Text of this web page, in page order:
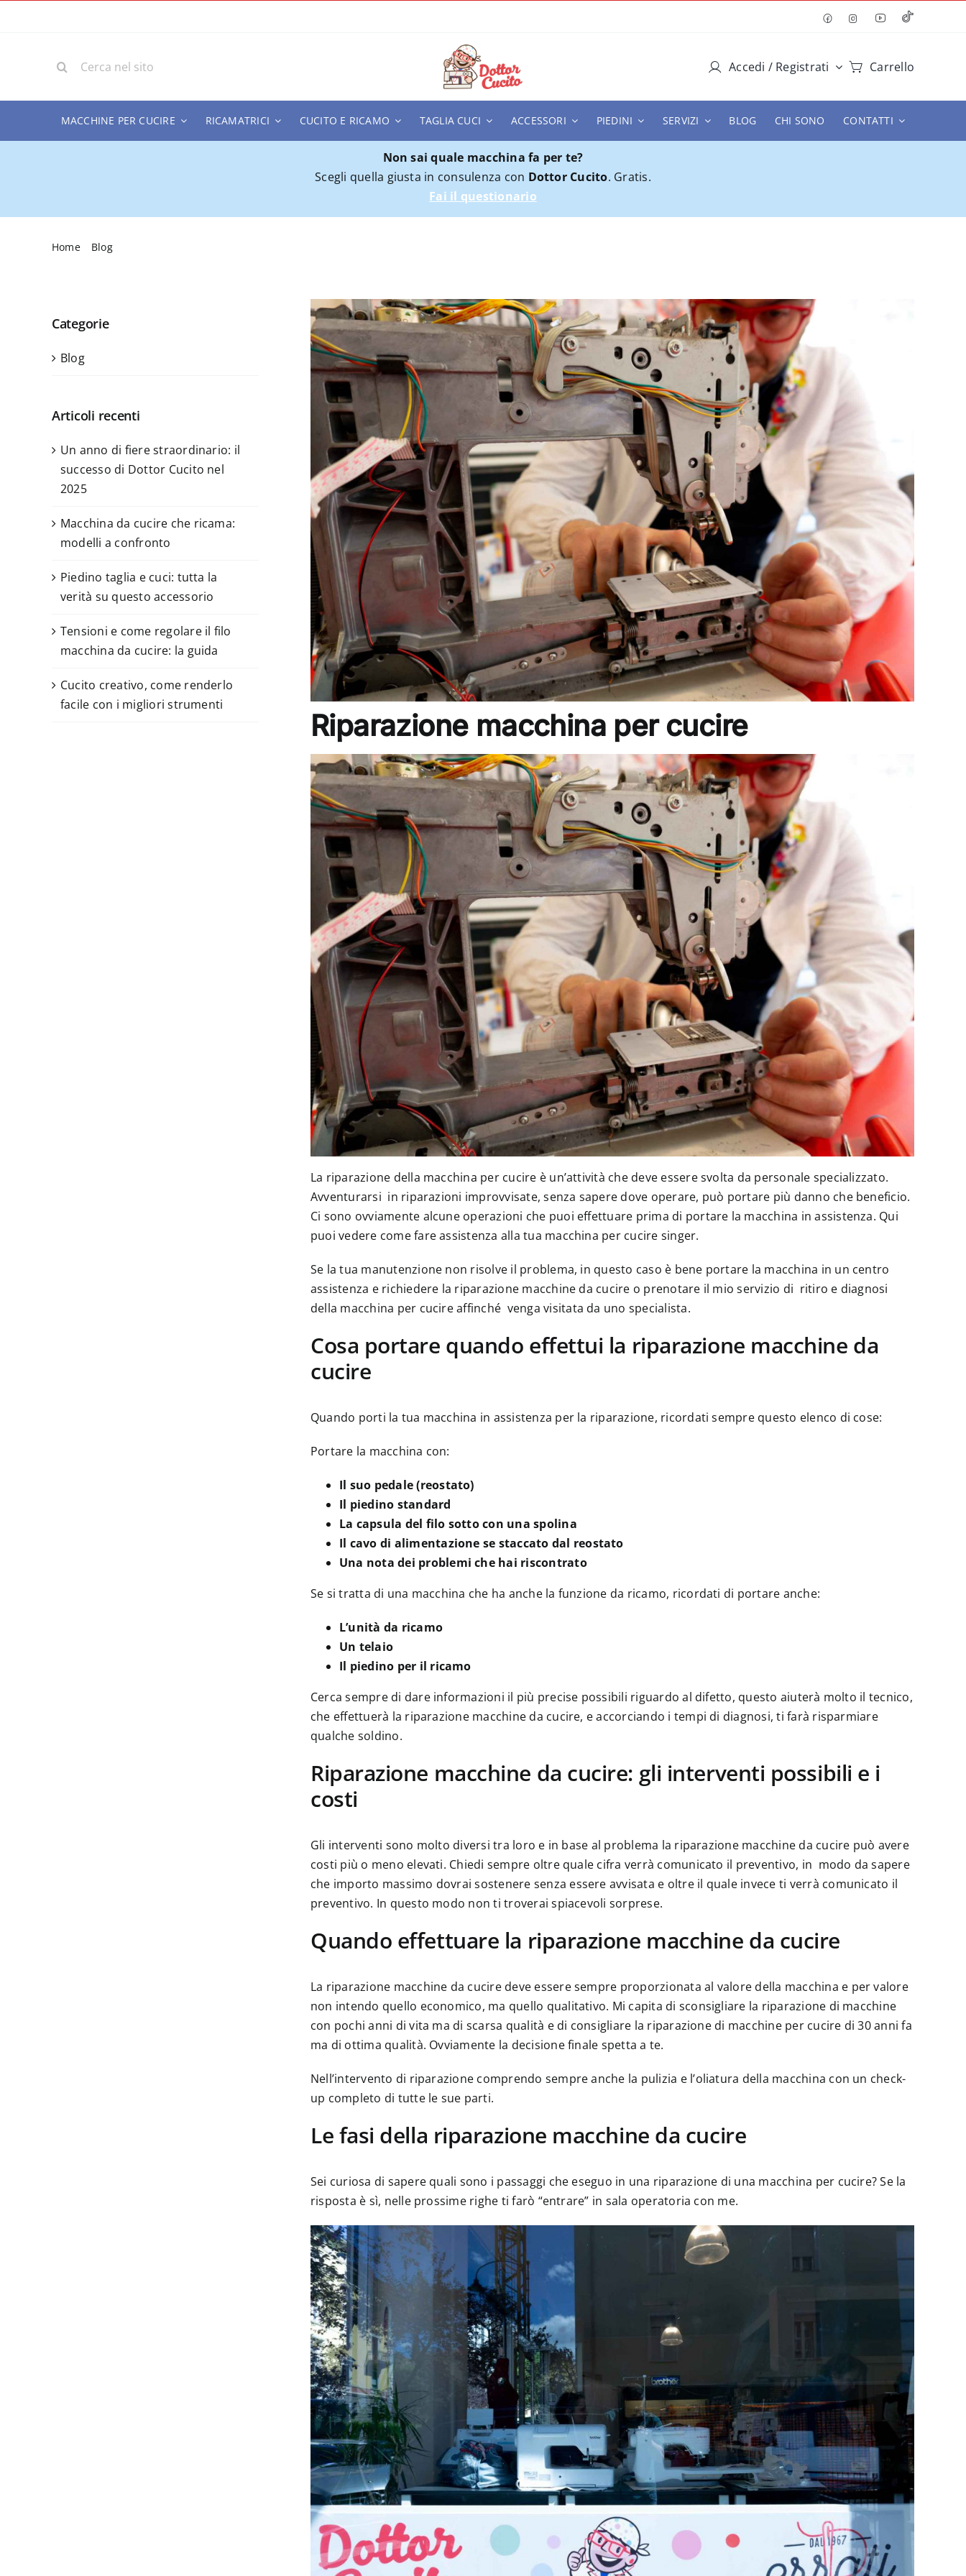
per:
Accedi / Registrati Carrello
MACCHINE PER CUCIRE RICAMATRICI CUCITO E RICAMO TAGLIA CUCI ACCESSORI PIEDINI SERVIZI BLOG CHI SONO CONTATTI
Non sai quale macchina fa per te?
Scegli quella giusta in consulenza con Dottor Cucito. Gratis.
Fai il questionario
Home Blog
Riparazione macchina per cucire
La riparazione della macchina per cucire è un’attività che deve essere svolta da personale specializzato.
Avventurarsi in riparazioni improvvisate, senza sapere dove operare, può portare più danno che beneficio.
Ci sono ovviamente alcune operazioni che puoi effettuare prima di portare la macchina in assistenza. Qui
puoi vedere come fareassistenza alla tua macchina per cucire singer.
Se la tua manutenzione non risolve il problema, in questo caso è bene portare la macchina in un centro
assistenza e richiedere la riparazione macchine da cucire o prenotare il mio servizio di ritiro e diagnosi
della macchina per cucireaffinché venga visitata da uno specialista.
Cosa portare quando effettui la riparazione macchine da
cucire
Quando porti la tua macchina in assistenza per la riparazione, ricordati sempre questo elenco di cose:
Portare la macchina con:
Il suo pedale (reostato)
Il piedino standard
La capsula del filo sotto con una spolina
Il cavo di alimentazione se staccato dal reostato
Una nota dei problemi che hai riscontrato
Se si tratta di una macchina che ha anche la funzione da ricamo, ricordati di portare anche:
L’unità da ricamo
Un telaio
Il piedino per il ricamo
Cerca sempre di dare informazioni il più precise possibili riguardo al difetto, questo aiuterà molto il tecnico,
che effettuerà la riparazione macchine da cucire, e accorciando i tempi di diagnosi, ti farà risparmiare
qualche soldino.
Riparazione macchine da cucire: gli interventi possibili e i
costi
Gli interventi sono molto diversi tra loro e in base al problema la riparazione macchine da cucire può avere
costi più o meno elevati. Chiedi sempre oltre quale cifra verrà comunicato il preventivo, in modo da sapere
che importo massimo dovrai sostenere senza essere avvisata e oltre il quale invece ti verrà comunicato il
preventivo. In questo modo non ti troverai spiacevoli sorprese.
Quando effettuare la riparazione macchine da cucire
La riparazione macchine da cucire deve essere sempre proporzionata al valore della macchina e per valore
non intendo quello economico, ma quello qualitativo. Mi capita di sconsigliare la riparazione di macchine
con pochi anni di vita ma di scarsa qualità e di consigliare la riparazione di macchine per cucire di 30 anni fa
ma di ottima qualità. Ovviamente la decisione finale spetta a te.
Nell’intervento di riparazione comprendo sempre anche la pulizia e l’oliatura della macchina con un check-
up completo di tutte le sue parti.
Le fasi della riparazione macchine da cucire
Sei curiosa di sapere quali sono i passaggi che eseguo in una riparazione di una macchina per cucire? Se la
risposta è sì, nelle prossime righe ti farò “entrare” in sala operatoria con me.
Categorie
Blog
Articoli recenti
Un anno di fiere straordinario: il
successo di Dottor Cucito nel
2025
Macchina da cucire che ricama:
modelli a confronto
Piedino taglia e cuci: tutta la
verità su questo accessorio
Tensioni e come regolare il filo
macchina da cucire: la guida
Cucito creativo, come renderlo
facile con i migliori strumenti